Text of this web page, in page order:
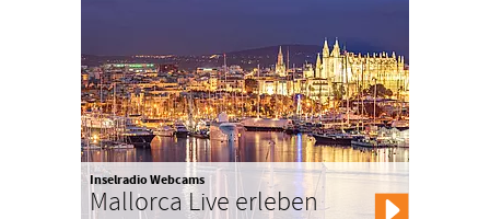
Inselradio Webcams
Mallorca Live erleben